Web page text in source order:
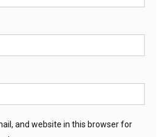
and website in this browser for